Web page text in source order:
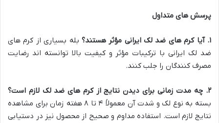
پرسش های متداول
۱.آیا کرم های ضد لک ایرانی مؤثر هستند؟ بله بسیاری از کرم های
ضد لک ایرانی با ترکیبات مؤثر و کیفیت بالا توانسته اند رضایت
مصرف کنندگان را جلب کنند.
۲. چه مدت زمانی برای دیدن نتایج از کرم های ضد لک لازم است؟
بسته به نوع لک و شدت آن معمولاً ۴ تا ۸ هفته زمان برای مشاهده
نتایج لازم است. استفاده مداوم و صحیح از محصول نیز در دستیابی